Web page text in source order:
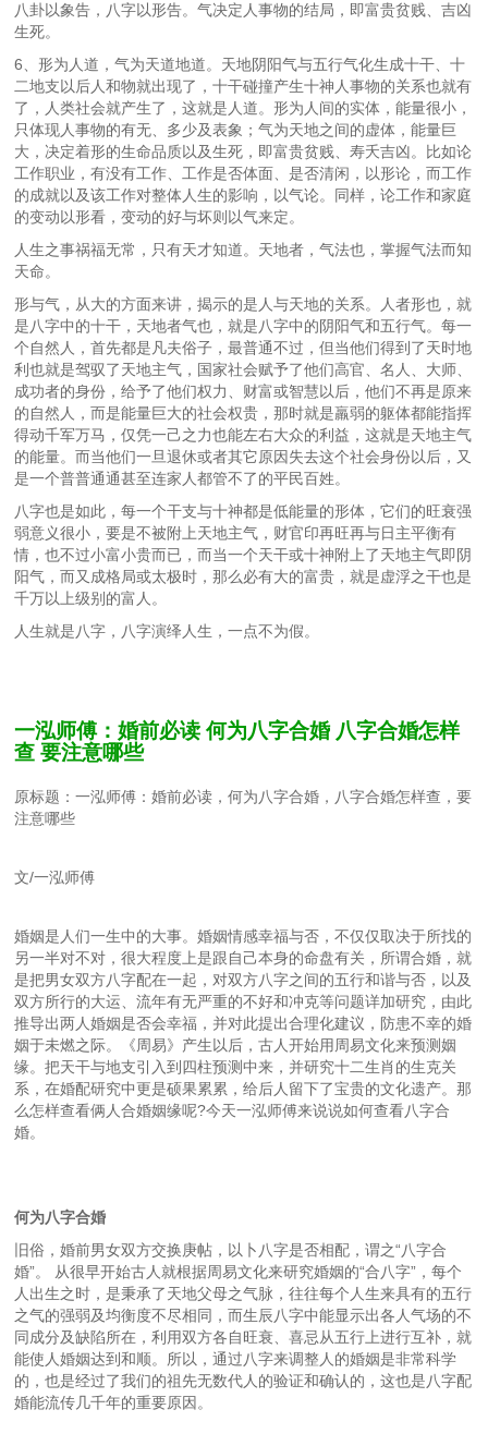
八卦以象告，八字以形告。气决定人事物的结局，即富贵贫贱、吉凶
生死。
6、形为人道，气为天道地道。天地阴阳气与五行气化生成十干、十
二地支以后人和物就出现了，十干碰撞产生十神人事物的关系也就有
了，人类社会就产生了，这就是人道。形为人间的实体，能量很小，
只体现人事物的有无、多少及表象；气为天地之间的虚体，能量巨
大，决定着形的生命品质以及生死，即富贵贫贱、寿夭吉凶。比如论
工作职业，有没有工作、工作是否体面、是否清闲，以形论，而工作
的成就以及该工作对整体人生的影响，以气论。同样，论工作和家庭
的变动以形看，变动的好与坏则以气来定。
人生之事祸福无常，只有天才知道。天地者，气法也，掌握气法而知
天命。
形与气，从大的方面来讲，揭示的是人与天地的关系。人者形也，就
是八字中的十干，天地者气也，就是八字中的阴阳气和五行气。每一
个自然人，首先都是凡夫俗子，最普通不过，但当他们得到了天时地
利也就是驾驭了天地主气，国家社会赋予了他们高官、名人、大师、
成功者的身份，给予了他们权力、财富或智慧以后，他们不再是原来
的自然人，而是能量巨大的社会权贵，那时就是羸弱的躯体都能指挥
得动千军万马，仅凭一己之力也能左右大众的利益，这就是天地主气
的能量。而当他们一旦退休或者其它原因失去这个社会身份以后，又
是一个普普通通甚至连家人都管不了的平民百姓。
八字也是如此，每一个干支与十神都是低能量的形体，它们的旺衰强
弱意义很小，要是不被附上天地主气，财官印再旺再与日主平衡有
情，也不过小富小贵而已，而当一个天干或十神附上了天地主气即阴
阳气，而又成格局或太极时，那么必有大的富贵，就是虚浮之干也是
千万以上级别的富人。
人生就是八字，八字演绎人生，一点不为假。
一泓师傅：婚前必读 何为八字合婚 八字合婚怎样
查 要注意哪些
原标题：一泓师傅：婚前必读，何为八字合婚，八字合婚怎样查，要
注意哪些
文/一泓师傅
婚姻是人们一生中的大事。婚姻情感幸福与否，不仅仅取决于所找的
另一半对不对，很大程度上是跟自己本身的命盘有关，所谓合婚，就
是把男女双方八字配在一起，对双方八字之间的五行和谐与否，以及
双方所行的大运、流年有无严重的不好和冲克等问题详加研究，由此
推导出两人婚姻是否会幸福，并对此提出合理化建议，防患不幸的婚
姻于未燃之际。《周易》产生以后，古人开始用周易文化来预测姻
缘。把天干与地支引入到四柱预测中来，并研究十二生肖的生克关
系，在婚配研究中更是硕果累累，给后人留下了宝贵的文化遗产。那
么怎样查看俩人合婚姻缘呢?今天一泓师傅来说说如何查看八字合
婚。
何为八字合婚
旧俗，婚前男女双方交换庚帖，以卜八字是否相配，谓之“八字合
婚”。 从很早开始古人就根据周易文化来研究婚姻的“合八字”，每个
人出生之时，是秉承了天地父母之气脉，往往每个人生来具有的五行
之气的强弱及均衡度不尽相同，而生辰八字中能显示出各人气场的不
同成分及缺陷所在，利用双方各自旺衰、喜忌从五行上进行互补，就
能使人婚姻达到和顺。所以，通过八字来调整人的婚姻是非常科学
的，也是经过了我们的祖先无数代人的验证和确认的，这也是八字配
婚能流传几千年的重要原因。